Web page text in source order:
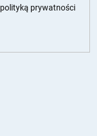
polityką prywatności